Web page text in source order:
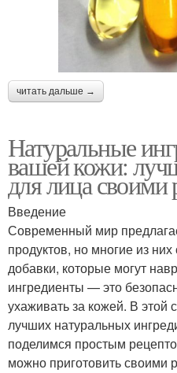
читать дальше →
Натуральные
вашей кожи:
для лица своими
Введение
Современный мир
продуктов, но многие из
добавки, которые могут
ингредиенты — это
ухаживать за кожей. В этой
лучших натуральных
поделимся простым
можно приготовить своими